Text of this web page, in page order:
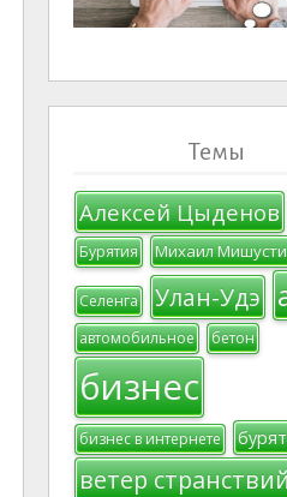
Темы
Алексей Цыденов
Бурятия Михаил
Селенга Улан-Удэ
автомобильное бетон
бизнес
бизнес в интернете
ветер